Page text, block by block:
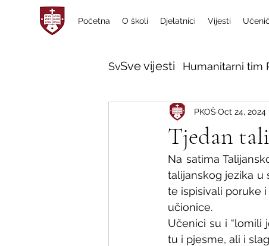
Početna O školi Djelatnici Vijesti
Sve vijesti Humanitarni tim
Tjedan
PKOŠ Oct 24, 2024
Na satima
talijanskog jezika u
te ispisivali poruke
učionice.
Učenici su i “lomili
tu i pjesme, ali i
Sve vijesti